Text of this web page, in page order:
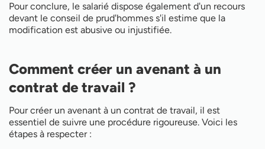
Pour conclure, le salarié dispose également d'un recours
devant le conseil de prud'hommes s'il estime que la
modification est abusive ou injustifiée.
Comment créer un avenant à un
contrat de travail ?
Pour créer un avenant à un contrat de travail, il est
essentiel de suivre une procédure rigoureuse. Voici les
étapes à respecter :